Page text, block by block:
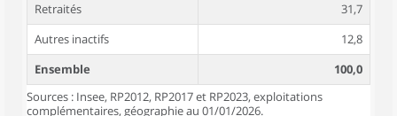
Retraités
31,7
Autres inactifs
12,8
Ensemble
100,0
Sources : Insee, RP2012, RP2017 et RP2023, exploitations
complémentaires, géographie au 01/01/2026.